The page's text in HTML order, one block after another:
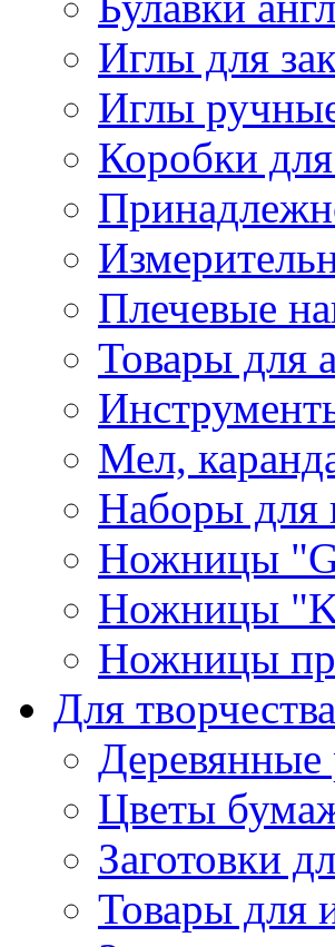
Иглы для
Иглы
Коробки
Плечевые
Товары для
Мел,
Наборы для
Ножницы
Ножницы
Ножницы
Для творчества
Деревянные
Цветы
Заготовки
Товары для